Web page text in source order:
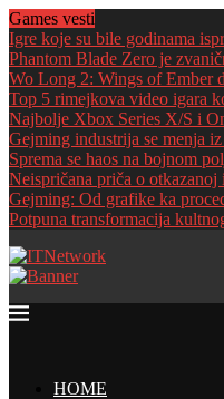
Games vesti
Igre koje su bile godinama
Phantom Blade Zero je
Wo Long 2: Wings of Ember
Top 5 rimejkova video igara
Najbolje Xbox Series X/S i
Gejming industrija se menja
Sprema se haos na bojnom
Neispričana priča o
Gejming: Od grafike ka
Potpuna transformacija
HOME